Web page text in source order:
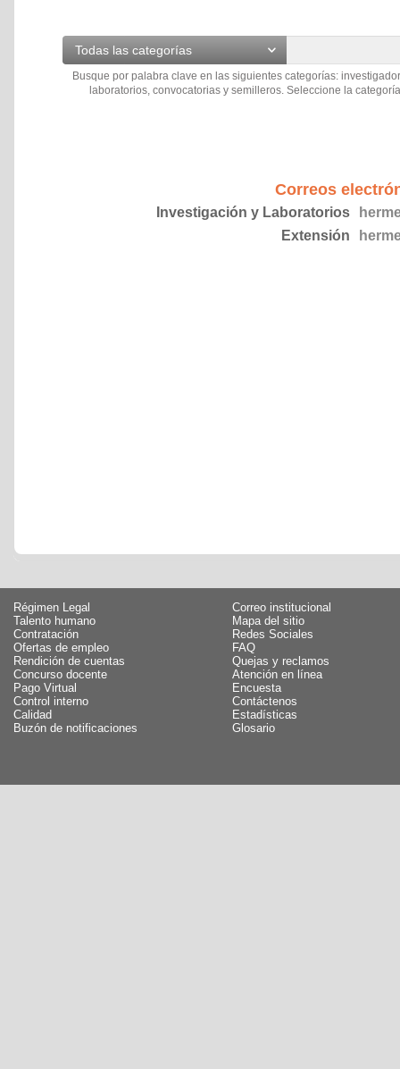
Todas las categorías
Busque por palabra clave en las siguientes categorías:
laboratorios, convocatorias y semilleros. Seleccione la
Correos
Investigación y Laboratorios
Extensión
Régimen Legal
Talento humano
Contratación
Ofertas de empleo
Rendición de cuentas
Concurso docente
Pago Virtual
Control interno
Calidad
Buzón de notificaciones
Correo institucional
Mapa del sitio
Redes Sociales
FAQ
Quejas y reclamos
Atención en línea
Encuesta
Contáctenos
Estadísticas
Glosario